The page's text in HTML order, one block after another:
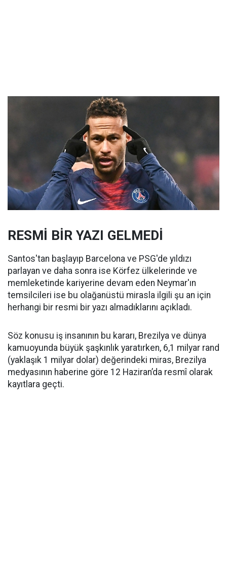
RESMİ BİR YAZI GELMEDİ
Santos'tan başlayıp Barcelona ve PSG'de yıldızı
parlayan ve daha sonra ise Körfez ülkelerinde ve
memleketinde kariyerine devam eden Neymar'ın
temsilcileri ise bu olağanüstü mirasla ilgili şu an için
herhangi bir resmi bir yazı almadıklarını açıkladı.
Söz konusu iş insanının bu kararı, Brezilya ve dünya
kamuoyunda büyük şaşkınlık yaratırken, 6,1 milyar rand
(yaklaşık 1 milyar dolar) değerindeki miras, Brezilya
medyasının haberine göre 12 Haziran’da resmî olarak
kayıtlara geçti.